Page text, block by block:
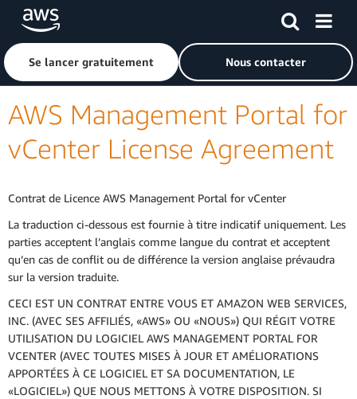
Passer au contenu principal
Cliquer ici pour revenir à la page d'accueil d'Amazon Web
Se lancer gratuitement Nous contacter
AWS Management Portal for
vCenter License Agreement
Contrat de Licence AWS Management Portal for vCenter
La traduction ci-dessous est fournie à titre indicatif uniquement. Les
parties acceptent l’anglais comme langue du contrat et acceptent
qu’en cas de conflit ou de différence la version anglaise prévaudra
sur la version traduite.
CECI EST UN CONTRAT ENTRE VOUS ET AMAZON WEB SERVICES,
INC. (AVEC SES AFFILIÉS, «AWS» OU «NOUS») QUI RÉGIT VOTRE
UTILISATION DU LOGICIEL AWS MANAGEMENT PORTAL FOR
VCENTER (AVEC TOUTES MISES À JOUR ET AMÉLIORATIONS
APPORTÉES À CE LOGICIEL ET SA DOCUMENTATION, LE
«LOGICIEL») QUE NOUS METTONS À VOTRE DISPOSITION. SI